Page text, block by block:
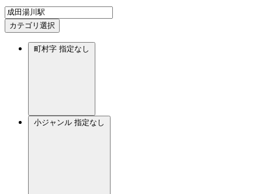
カテゴリ選択
町村字 指定なし
小ジャンル 指定なし